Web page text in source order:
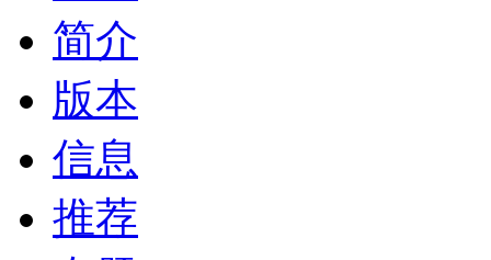
简介
版本
信息
推荐